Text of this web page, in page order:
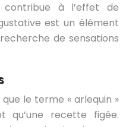
à l’effet de
est un élément
de sensations
le terme « arlequin »
qu’une recette figée.